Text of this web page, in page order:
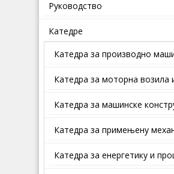
Руководство
Катедре
Катедра за производно
Катедра за моторна возила
Катедра за машинске
Катедра за примењену
Катедра за енергетику и